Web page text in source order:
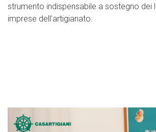
strumento indispensabile a sostegno dei
imprese dell’artigianato.